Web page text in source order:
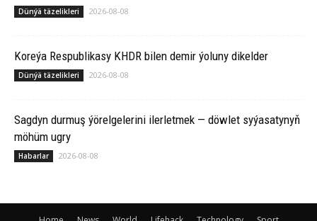
Dünýä täzelikleri 2026-08-08
Koreýa Respublikasy KHDR bilen demir ýoluny dikelder
Dünýä täzelikleri 2026-08-08
Sagdyn durmuş ýörelgelerini ilerletmek — döwlet syýasatynyň
möhüm ugry
Habarlar 2026-08-08